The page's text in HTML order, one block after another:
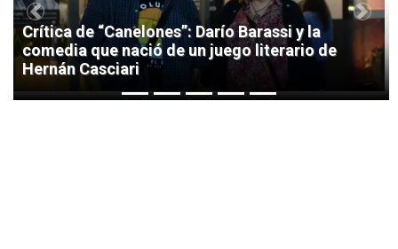
Crítica de “Canelones”: Darío Barassi y la
comedia que nació de un juego literario de
Hernán Casciari
Previous Next